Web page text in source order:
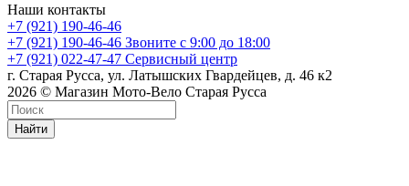
Наши контакты
+7 (921) 190-46-46
+7 (921) 190-46-46 Звоните с 9:00 до 18:00
+7 (921) 022-47-47 Сервисный центр
г. Старая Русса, ул. Латышских Гвардейцев, д. 46 к2
2026 © Магазин Мото-Вело Старая Русса
Найти